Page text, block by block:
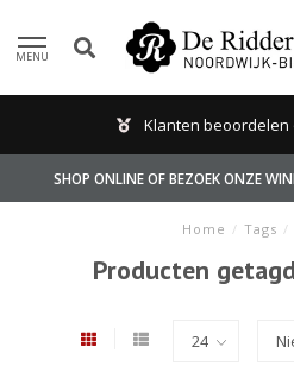
MENU
Klanten beoordelen
SHOP ONLINE OF BEZOEK ONZE
Home / Tags /
Producten